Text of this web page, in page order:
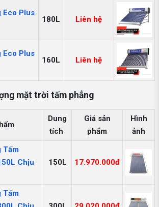
Eco Plus
180L Liên hệ
Eco Plus
160L Liên hệ
mặt trời tấm phẳng
Dung
tích
Giá sản
phẩm
Hình
ảnh
Tấm
Chịu
150L 17.970.000đ
Tấm